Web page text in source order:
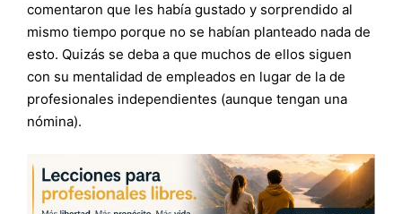
comentaron que les había gustado y sorprendido al
mismo tiempo porque no se habían planteado nada de
esto. Quizás se deba a que muchos de ellos siguen
con su mentalidad de empleados en lugar de la de
profesionales independientes (aunque tengan una
nómina).